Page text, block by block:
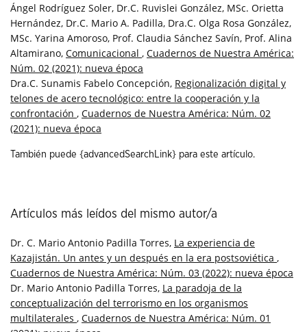
Ángel Rodríguez Soler, Dr.C. Ruvislei González, MSc. Orietta
Hernández, Dr.C. Mario A. Padilla, Dra.C. Olga Rosa González,
MSc. Yarina Amoroso, Prof. Claudia Sánchez Savín, Prof. Alina
Altamirano, Comunicacional , Cuadernos de Nuestra América:
Núm. 02 (2021): nueva época
Dra.C. Sunamis Fabelo Concepción, Regionalización digital y
telones de acero tecnológico: entre la cooperación y la
confrontación , Cuadernos de Nuestra América: Núm. 02
(2021): nueva época
También puede {advancedSearchLink} para este artículo.
Artículos más leídos del mismo autor/a
Dr. C. Mario Antonio Padilla Torres, La experiencia de
Kazajistán. Un antes y un después en la era postsoviética ,
Cuadernos de Nuestra América: Núm. 03 (2022): nueva época
Dr. Mario Antonio Padilla Torres, La paradoja de la
conceptualización del terrorismo en los organismos
multilaterales , Cuadernos de Nuestra América: Núm. 01